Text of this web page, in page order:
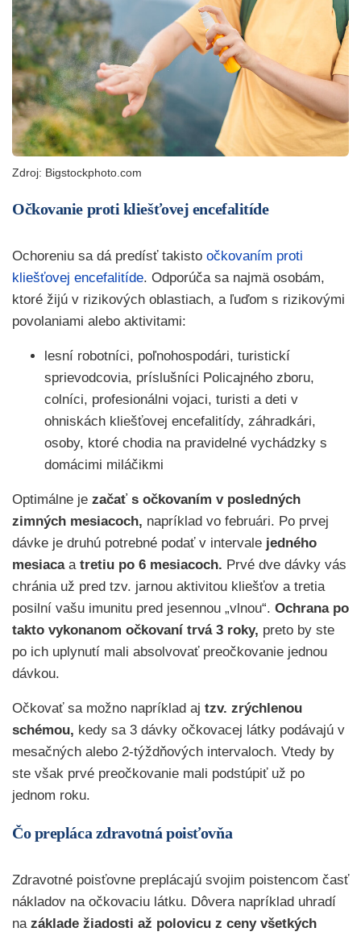
Zdroj: Bigstockphoto.com
Očkovanie proti kliešťovej encefalitíde
Ochoreniu sa dá predísť takisto očkovaním proti
kliešťovej encefalitíde. Odporúča sa najmä osobám,
ktoré žijú v rizikových oblastiach, a ľuďom s rizikovými
povolaniami alebo aktivitami:
lesní robotníci, poľnohospodári, turistickí
sprievodcovia, príslušníci Policajného zboru,
colníci, profesionálni vojaci, turisti a deti v
ohniskách kliešťovej encefalitídy, záhradkári,
osoby, ktoré chodia na pravidelné vychádzky s
domácimi miláčikmi
Optimálne je začať s očkovaním v posledných
zimných mesiacoch, napríklad vo februári. Po prvej
dávke je druhú potrebné podať v intervale jedného
mesiacaa tretiu po 6 mesiacoch. Prvé dve dávky vás
chránia už pred tzv. jarnou aktivitou kliešťov a tretia
posilní vašu imunitu pred jesennou „vlnou“. Ochrana po
takto vykonanom očkovaní trvá 3 roky, preto by ste
po ich uplynutí mali absolvovať preočkovanie jednou
dávkou.
Očkovať sa možno napríklad aj tzv. zrýchlenou
schémou, kedy sa 3 dávky očkovacej látky podávajú v
mesačných alebo 2-týždňových intervaloch. Vtedy by
ste však prvé preočkovanie mali podstúpiť už po
jednom roku.
Čo prepláca zdravotná poisťovňa
Zdravotné poisťovne preplácajú svojim poistencom časť
nákladov na očkovaciu látku. Dôvera napríklad uhradí
na základe žiadosti až polovicu z ceny všetkých